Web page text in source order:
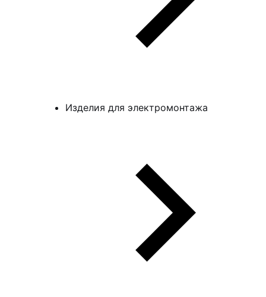
Изделия для электромонтажа